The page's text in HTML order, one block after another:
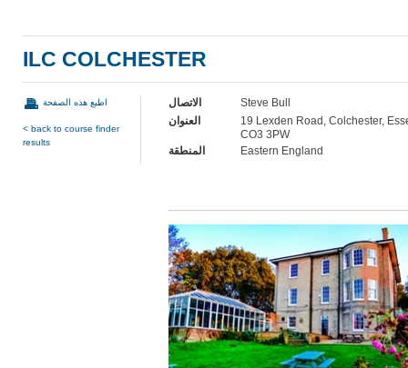
ILC COLCHESTER
اطبع هذه الصفحة
< back to course finder
results
الاتصال
Steve Bull
العنوان
19 Lexden Road, Colchester,
CO3 3PW
المنطقة
Eastern England